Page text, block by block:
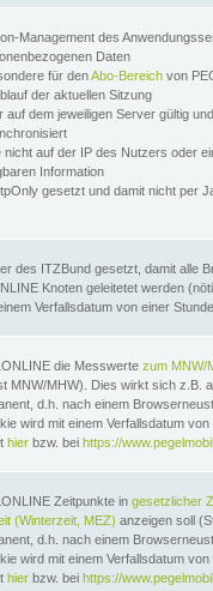
Management des
Daten
für denAbo-Bereich von
der aktuellen Sitzung
auf dem jeweiligen Server gültig
auf der IP des Nutzers oder
Information
gesetzt und damit nicht per
des ITZBund gesetzt, damit alle
Knoten geleitetet werden
Verfallsdatum von einer
die Messwerte zum MNW/
MNW/MHW). Dies wirkt sich z.B.
d.h. nach einem
wird mit einem Verfallsdatum von
hier bzw. bei https://
Zeitpunkte in gesetzlicher
(Winterzeit, MEZ) anzeigen soll
d.h. nach einem
wird mit einem Verfallsdatum von
hier bzw. bei https://